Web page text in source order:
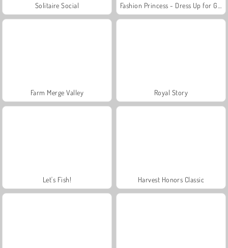
Solitaire Social
Farm Merge Valley Royal Story
Let's Fish! Harvest Honors Classic